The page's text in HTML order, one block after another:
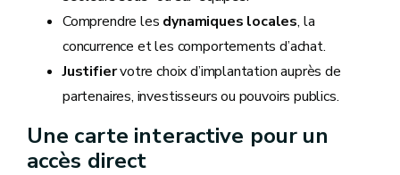
Comprendre les dynamiques locales, la
concurrence et les comportements d’achat.
Justifiervotre choix d’implantation auprès de
partenaires, investisseurs ou pouvoirs publics.
Une carte interactive pour un
accès direct